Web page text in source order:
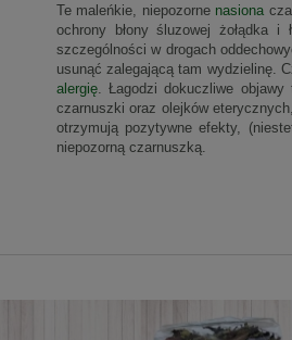
Te maleńkie, niepozorne nasiona
ochrony błony śluzowej żołądka
szczególności w drogach
usunąć zalegającą tam wydzielinę.
alergię. Łagodzi dokuczliwe objawy
czarnuszki oraz olejków
otrzymują pozytywne efekty,
niepozorną czarnuszką.